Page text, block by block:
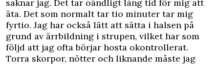
saknar jag. Det tar oändligt lång tid för mig att
äta. Det som normalt tar tio minuter tar mig
fyrtio. Jag har också lätt att sätta i halsen på
grund av ärrbildning i strupen, vilket har som
följd att jag ofta börjar hosta okontrollerat.
Torra skorpor, nötter och liknande måste jag